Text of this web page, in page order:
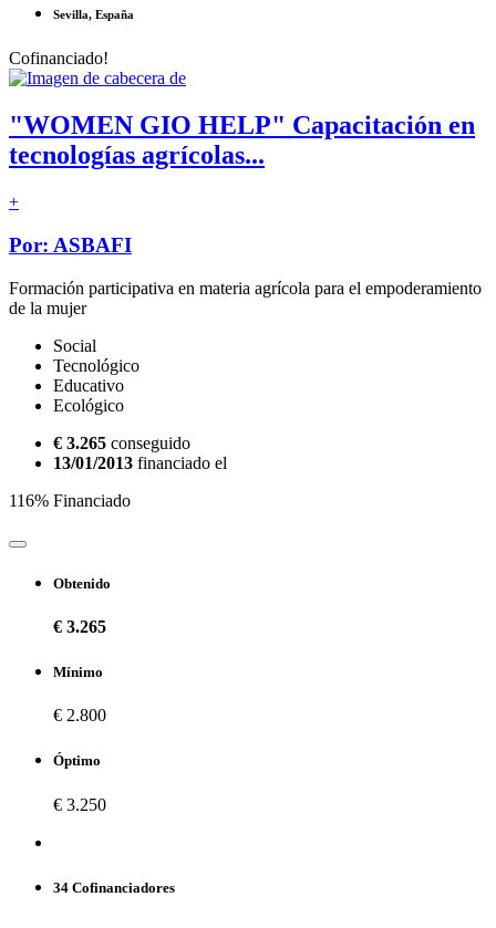
Sevilla, España
Cofinanciado!
"WOMEN GIO HELP" Capacitación en
tecnologías agrícolas...
+
Por: ASBAFI
Formación participativa en materia agrícola para el empoderamiento
de la mujer
Social
Tecnológico
Educativo
Ecológico
€ 3.265 conseguido
13/01/2013 financiado el
116% Financiado
Obtenido
€ 3.265
Mínimo
€ 2.800
Óptimo
€ 3.250
34 Cofinanciadores